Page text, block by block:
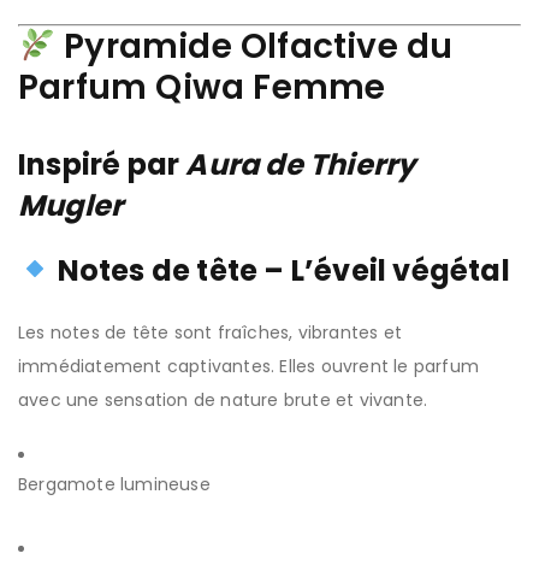
Pyramide Olfactive du
Parfum Qiwa Femme
Inspiré parAura de Thierry
Mugler
Notes de tête – L’éveil végétal
Les notes de tête sont fraîches, vibrantes et
immédiatement captivantes. Elles ouvrent le parfum
avec une sensation de nature brute et vivante.
Bergamote lumineuse